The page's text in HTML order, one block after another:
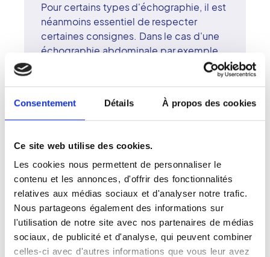
Consentement Détails À propos des cookies
Ce site web utilise des cookies.
Les cookies nous permettent de personnaliser le
contenu et les annonces, d'offrir des fonctionnalités
relatives aux médias sociaux et d'analyser notre trafic.
Nous partageons également des informations sur
l'utilisation de notre site avec nos partenaires de médias
sociaux, de publicité et d'analyse, qui peuvent combiner
celles-ci avec d'autres informations que vous leur avez
Pour certains types d'échographie, il est
néanmoins essentiel de respecter
certaines consignes. Dans le cas d'une
échographie abdominale par exemple,
le patient ne doit ni s'alimenter ni boire
pelvienne, il est également
indispensable pour le patient de venir la
L'échographie est une exploration
indolore et non invasive. La
manipulatrice ou la radiologue utilise une
sonde pour déceler en temps réel les
organes internes du patient. Une ou
plusieurs images sont capturées en
fonction de l'exploration demandée.
Environ 15 à 30 minutes de présence